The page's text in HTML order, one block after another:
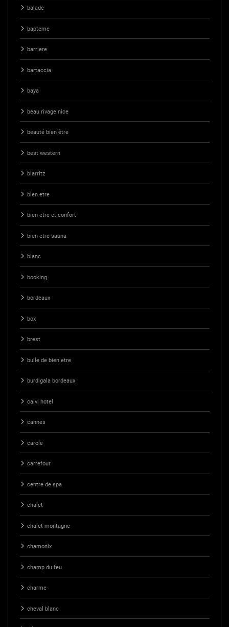
balade
bapteme
barriere
bartaccia
baya
beau rivage nice
beauté bien être
best western
biarritz
bien etre
bien etre et confort
bien etre sauna
blanc
booking
bordeaux
box
brest
bulle de bien etre
burdigala bordeaux
calvi hotel
cannes
carole
carrefour
centre de spa
chalet
chalet montagne
chamonix
champ du feu
charme
cheval blanc